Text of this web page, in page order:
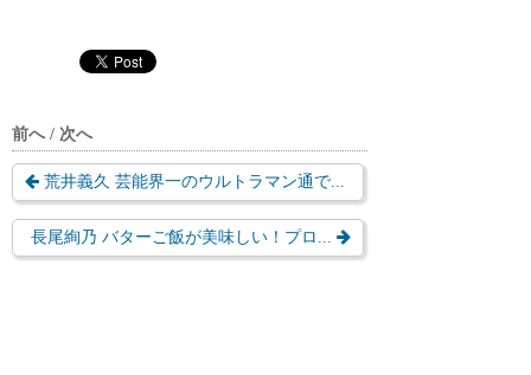
前へ / 次へ
荒井義久 芸能界一のウルトラマン通で...
長尾絢乃 バターご飯が美味しい！プロ...